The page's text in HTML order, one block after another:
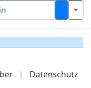
| Datenschutz